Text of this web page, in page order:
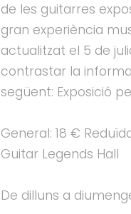
de les guitarres
gran experiència
actualitzat el 5 de
contrastar la
següent: Exposició
General: 18 €
Guitar Legends Hall
De dilluns a